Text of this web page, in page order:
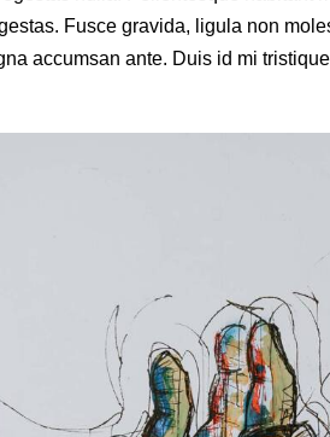
Fusce gravida, ligula non
accumsan ante. Duis id mi